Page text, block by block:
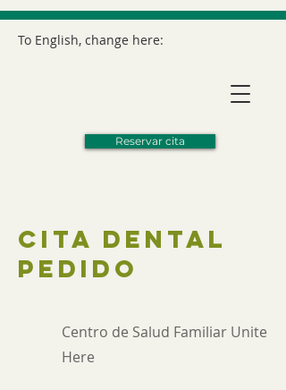
To English, change here:
Reservar cita
cita dental
pedido
Centro de Salud Familiar Unite
Here